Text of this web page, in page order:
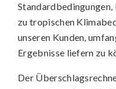
zu tropischen
unseren Kunden,
Ergebnisse liefern zu
Der